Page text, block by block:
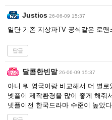
Justics 26-06-09 15:37
일단 기존 지상파TV 공식같은 로
답글
달콤한빈말 26-06-09 15:37
아니 뭐 영국이랑 비교해서 더 별로
넷플이 제작환경을 많이 좋게 해줘
넷플이전 한국드라마 수준이 높았